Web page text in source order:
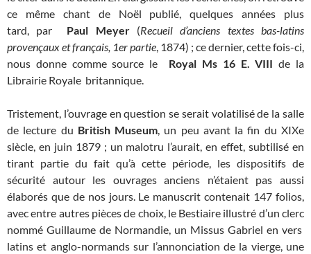
ce même chant de Noël publié, quelques années plus
tard, par Paul Meyer(Recueil d’anciens textes bas-latins
provençaux et français, 1er partie, 1874) ; ce dernier, cette fois-ci,
nous donne comme source le Royal Ms 16 E. VIII de la
Librairie Royale britannique.
Tristement, l’ouvrage en question se serait volatilisé de la salle
de lecture du British Museum, un peu avant la fin du XIXe
siècle, en juin 1879 ; un malotru l’aurait, en effet, subtilisé en
tirant partie du fait qu’à cette période, les dispositifs de
sécurité autour les ouvrages anciens n’étaient pas aussi
élaborés que de nos jours. Le manuscrit contenait 147 folios,
avec entre autres pièces de choix, le Bestiaire illustré d’un clerc
nommé Guillaume de Normandie, un Missus Gabriel en vers
latins et anglo-normands sur l’annonciation de la vierge, une